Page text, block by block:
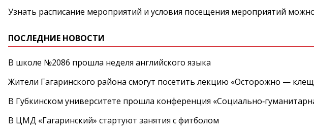
Узнать расписание мероприятий и условия посещения мероприятий
ПОСЛЕДНИЕ НОВОСТИ
В школе №2086 прошла неделя английского языка
Жители Гагаринского района смогут посетить лекцию «Осторожно —
В Губкинском университете прошла конференция
В ЦМД «Гагаринский» стартуют занятия с фитболом